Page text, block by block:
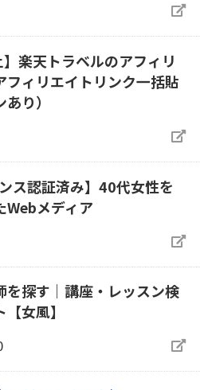
】楽天トラベルのアフィリ
フィリエイトリンク一括貼
り）
ス認証済み】40代女性を
Webメディア
を探す｜講座・レッスン検
女風】